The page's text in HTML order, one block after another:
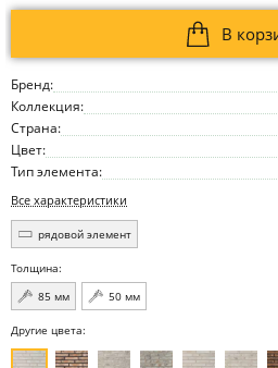
Бренд:
Коллекция:
Страна:
Цвет:
Тип элемента:
Все характеристики
рядовой элемент
Толщина:
85 мм
50 мм
В
Другие цвета: